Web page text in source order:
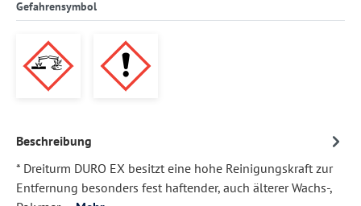
Gefahrensymbol
Beschreibung
* Dreiturm DURO EX besitzt eine hohe Reinigungskraft zur
Entfernung besonders fest haftender, auch älterer Wachs-,